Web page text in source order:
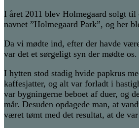
I året 2011 blev Holmegaard solgt
navnet ”Holmegaard Park”, og her
Da vi mødte ind, efter der havde
var det et sørgeligt syn der mødte os.
I hytten stod stadig hvide papkrus
kaffesjatter, og alt var forladt i
var bygningerne beboet af duer, og
mår. Desuden opdagede man, at
været tømt med det resultat, at de var